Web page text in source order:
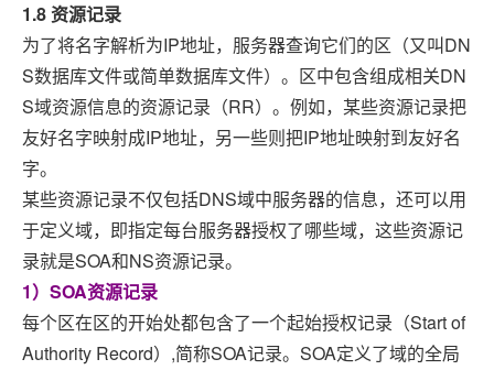
1.8 资源记录
为了将名字解析为IP地址，服务器查询它们的区（又叫DN
S数据库文件或简单数据库文件）。区中包含组成相关DN
S域资源信息的资源记录（RR）。例如，某些资源记录把
友好名字映射成IP地址，另一些则把IP地址映射到友好名
字。
某些资源记录不仅包括DNS域中服务器的信息，还可以用
于定义域，即指定每台服务器授权了哪些域，这些资源记
录就是SOA和NS资源记录。
1）SOA资源记录
每个区在区的开始处都包含了一个起始授权记录（Start of
Authority Record）,简称SOA记录。SOA定义了域的全局